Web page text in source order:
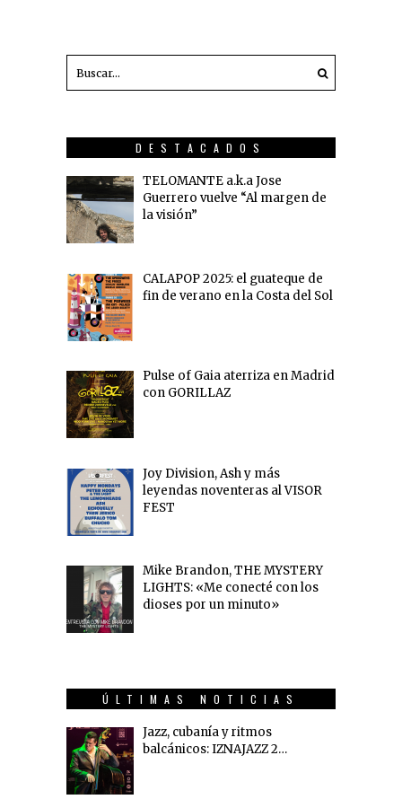
DESTACADOS
TELOMANTE a.k.a Jose
Guerrero vuelve “Al margen de
la visión”
CALAPOP 2025: el guateque de
fin de verano en la Costa del Sol
Pulse of Gaia aterriza en Madrid
con GORILLAZ
Joy Division, Ash y más
leyendas noventeras al VISOR
FEST
Mike Brandon, THE MYSTERY
LIGHTS: «Me conecté con los
dioses por un minuto»
ÚLTIMAS NOTICIAS
Jazz, cubanía y ritmos
balcánicos: IZNAJAZZ 2…